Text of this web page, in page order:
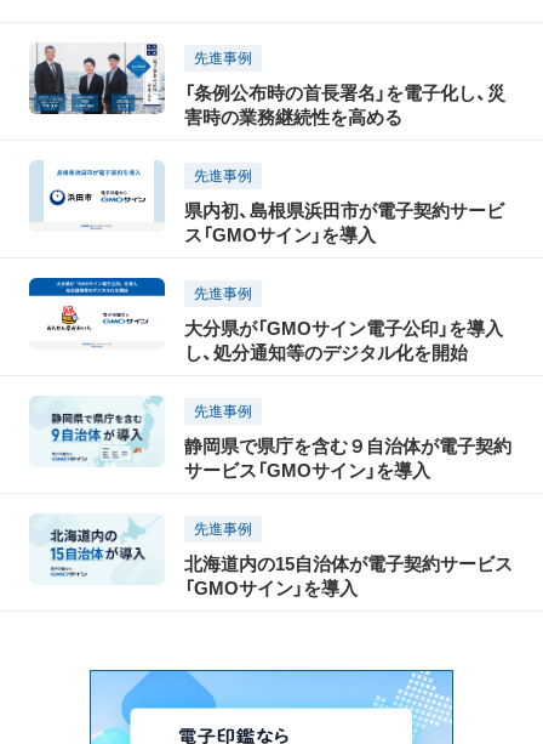
先進事例
「条例公布時の首長署名」を電子化し、災
害時の業務継続性を高める
先進事例
県内初、島根県浜田市が電子契約サービ
ス「GMOサイン」を導入
先進事例
大分県が「GMOサイン電子公印」を導入
し、処分通知等のデジタル化を開始
先進事例
静岡県で県庁を含む９自治体が電子契約
サービス「GMOサイン」を導入
先進事例
北海道内の15自治体が電子契約サービス
「GMOサイン」を導入